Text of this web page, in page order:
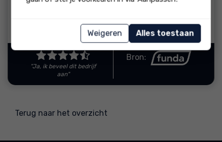
Reactie van Hopman Makelaars
"Ja, ik beveel dit bedrijf
aan"
Bron:
Terug naar het overzicht
Weigeren Alles toestaan